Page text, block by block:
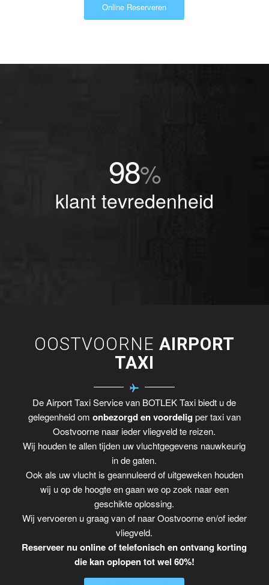
Online Reserveren
98%
klant tevredenheid
OOSTVOORNE AIRPORT
TAXI
De Airport Taxi Service van BOTLEK Taxi biedt u de
gelegenheid om onbezorgd en voordelig per taxi van
Oostvoorne naar ieder vliegveld te reizen.
Wij houden te allen tijden uw vluchtgegevens nauwkeurig
in de gaten.
Ook als uw vlucht is geannuleerd of uitgeweken houden
wij u op de hoogte en gaan we op zoek naar een
geschikte oplossing.
Wij vervoeren u graag van of naar Oostvoorne en/of ieder
vliegveld.
Reserveer nu online of telefonisch en ontvang korting
die kan oplopen tot wel 60%!